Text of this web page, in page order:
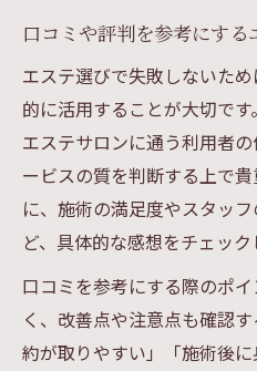
口コミや評判を参考にする
エステ選びで失敗しないた
的に活用することが大切で
エステサロンに通う利用者
ービスの質を判断する上で
に、施術の満足度やスタッ
ど、具体的な感想をチェック
口コミを参考にする際のポ
く、改善点や注意点も確認
約が取りやすい」「施術後